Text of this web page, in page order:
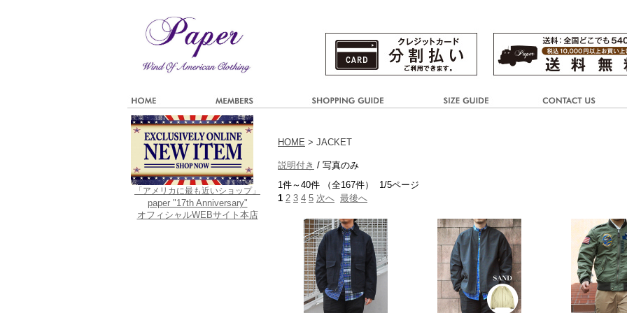
「アメリカに最も近いショップ」
paper "17th Anniversary"
オフィシャルWEBサイト本店
HOME > JACKET
説明付き / 写真のみ
1件～40件 （全167件） 1/5ページ
1 2 3 4 5 次へ 最後へ